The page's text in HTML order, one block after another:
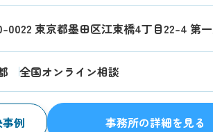
0022 東京都墨田区江東橋4丁目22-4 第
全国オンライン相談
例 事務所の詳細を見る